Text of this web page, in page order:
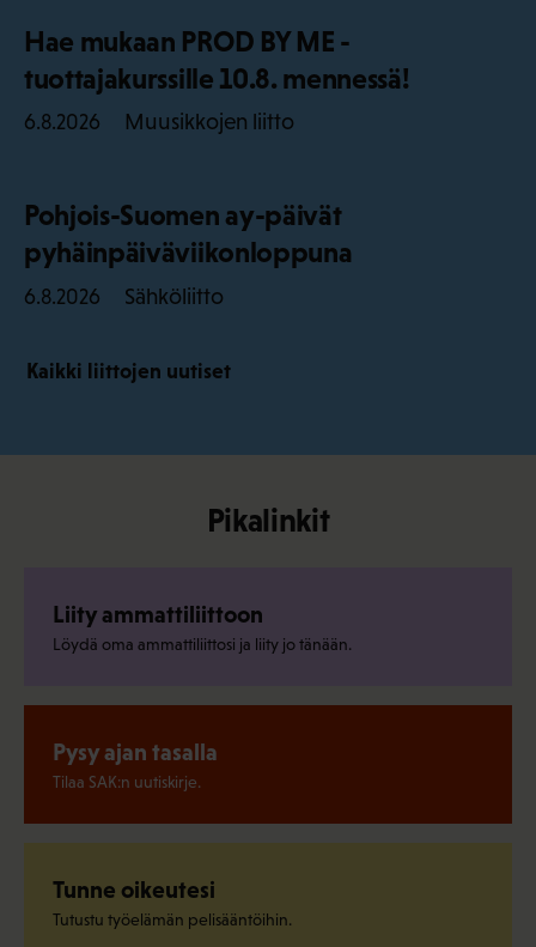
Hae mukaan PROD BY ME -
tuottajakurssille 10.8. mennessä!
6.8.2026 Muusikkojen liitto
Pohjois-Suomen ay-päivät
pyhäinpäiväviikonloppuna
6.8.2026 Sähköliitto
Kaikki liittojen uutiset
Pikalinkit
Liity ammattiliittoon
Löydä oma ammattiliittosi ja liity jo tänään.
Pysy ajan tasalla
Tilaa SAK:n uutiskirje.
Tunne oikeutesi
Tutustu työelämän pelisääntöihin.